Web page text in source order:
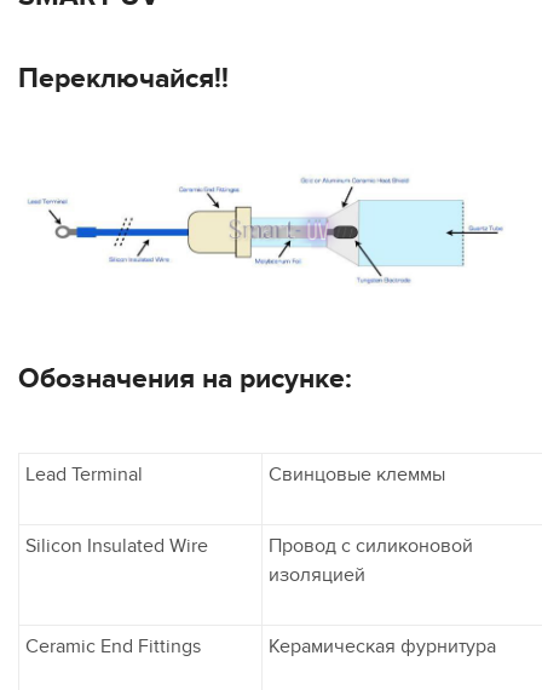
Переключайся!!
Обозначения на рисунке:
Lead Terminal Свинцовые клеммы
Silicon Insulated Wire
Провод с силиконовой
изоляцией
Ceramic End Fittings Керамическая фурнитура